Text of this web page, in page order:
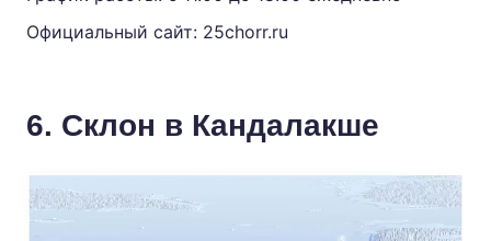
Официальный сайт: 25chorr.ru
6. Склон в Кандалакше